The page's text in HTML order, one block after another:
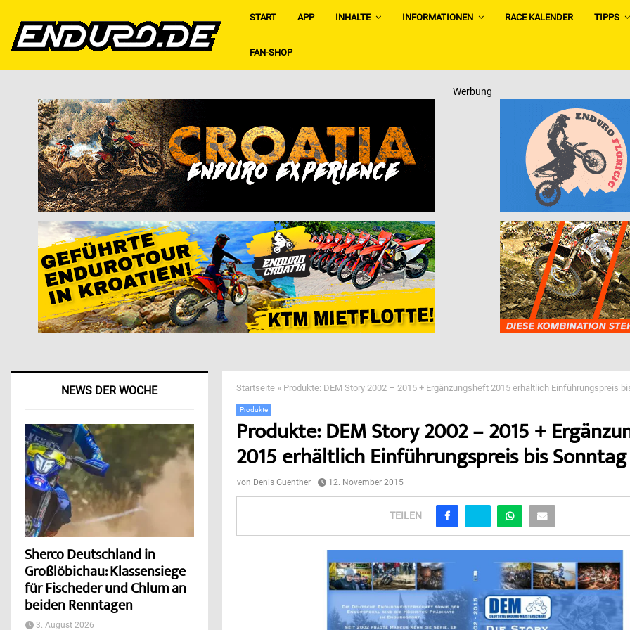
START APP INHALTE INFORMATIONEN RACE KALENDER TIPPS
FAN-SHOP
Werbung
Startseite » Produkte: DEM Story 2002 – 2015 + Ergänzungsheft 2015 erhältlich Einführungspreis
Produkte
Produkte: DEM Story 2002 – 2015 +
2015 erhältlich Einführungspreis bis
von Denis Guenther 12. November 2015
TEILEN
NEWS DER WOCHE
Sherco Deutschland in
Großlöbichau: Klassensiege
für Fischeder und Chlum an
beiden Renntagen
3. August 2026